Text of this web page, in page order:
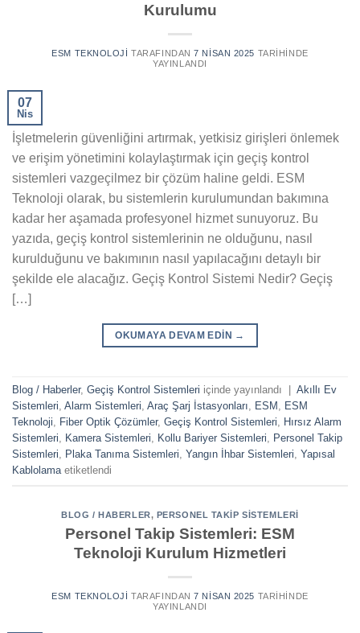
Kurulumu
ESM TEKNOLOJI TARAFINDAN 7 NISAN 2025 TARIHINDE
YAYINLANDI
07
Nis
İşletmelerin güvenliğini artırmak, yetkisiz girişleri önlemek
ve erişim yönetimini kolaylaştırmak için geçiş kontrol
sistemleri vazgeçilmez bir çözüm haline geldi. ESM
Teknoloji olarak, bu sistemlerin kurulumundan bakımına
kadar her aşamada profesyonel hizmet sunuyoruz. Bu
yazıda, geçiş kontrol sistemlerinin ne olduğunu, nasıl
kurulduğunu ve bakımının nasıl yapılacağını detaylı bir
şekilde ele alacağız. Geçiş Kontrol Sistemi Nedir? Geçiş
[…]
OKUMAYA DEVAM EDIN →
Blog / Haberler, Geçiş Kontrol Sistemleri içinde yayınlandı
Akıllı Ev
Sistemleri, Alarm Sistemleri, Araç Şarj İstasyonları, ESM , ESM
Teknoloji, Fiber Optik Çözümler, Geçiş Kontrol Sistemleri, Hırsız Alarm
Sistemleri, Kamera Sistemleri, Kollu Bariyer Sistemleri, Personel Takip
Sistemleri, Plaka Tanıma Sistemleri, Yangın İhbar Sistemleri, Yapısal
Kablolamaetiketlendi
BLOG / HABERLER, PERSONEL TAKIP SISTEMLERI
Personel Takip Sistemleri: ESM
Teknoloji Kurulum Hizmetleri
ESM TEKNOLOJI TARAFINDAN 7 NISAN 2025 TARIHINDE
YAYINLANDI